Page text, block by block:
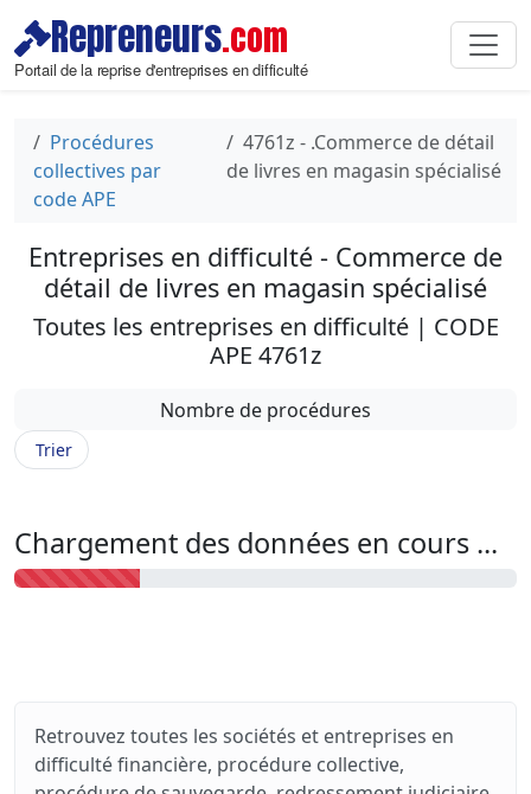
Repreneurs.com
Portail de la reprise d'entreprises en difficulté
Procédures
collectives par
code APE
4761z - .Commerce de détail
de livres en magasin spécialisé
Entreprises en difficulté - Commerce de
détail de livres en magasin spécialisé
Toutes les entreprises en difficulté | CODE
APE 4761z
Nombre de procédures
Trier
Chargement des données en cours ...
Retrouvez toutes les sociétés et entreprises en
difficulté financière, procédure collective,